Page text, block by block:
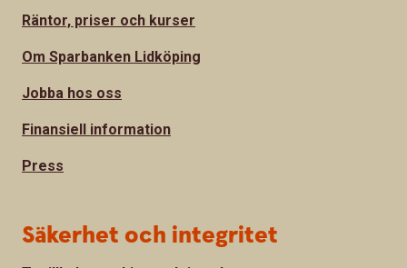
Räntor, priser och kurser
Om Sparbanken Lidköping
Jobba hos oss
Finansiell information
Press
Säkerhet och integritet